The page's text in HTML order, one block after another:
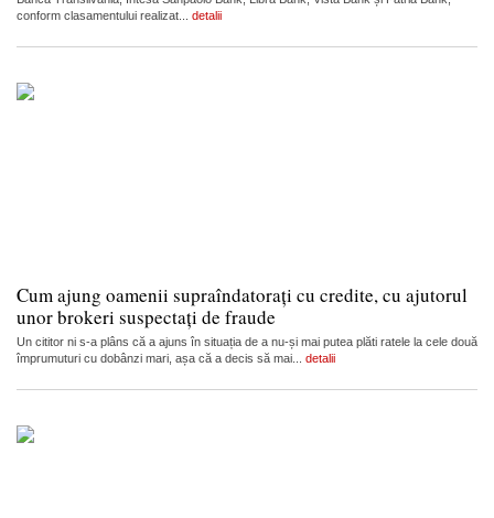
conform clasamentului realizat... detalii
Cum ajung oamenii supraîndatorați cu credite, cu ajutorul
unor brokeri suspectați de fraude
Un cititor ni s-a plâns că a ajuns în situația de a nu-și mai putea plăti ratele la cele două
împrumuturi cu dobânzi mari, așa că a decis să mai... detalii